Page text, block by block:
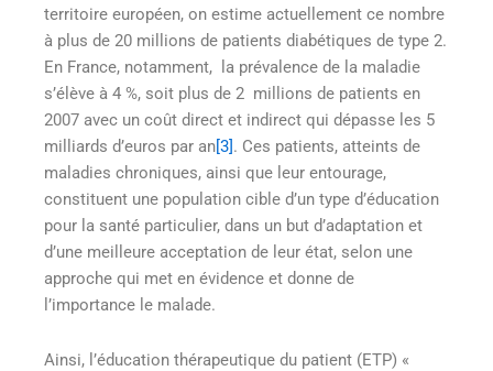
territoire européen, on estime actuellement ce nombre
à plus de 20 millions de patients diabétiques de type 2.
En France, notamment, la prévalence de la maladie
s’élève à 4 %, soit plus de 2 millions de patients en
2007 avec un coût direct et indirect qui dépasse les 5
milliards d’euros par an[3]. Ces patients, atteints de
maladies chroniques, ainsi que leur entourage,
constituent une population cible d’un type d’éducation
pour la santé particulier, dans un but d’adaptation et
d’une meilleure acceptation de leur état, selon une
approche qui met en évidence et donne de
l’importance le malade.
Ainsi, l’éducation thérapeutique du patient (ETP) «